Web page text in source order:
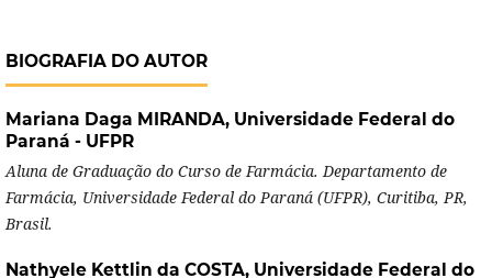
BIOGRAFIA DO AUTOR
Mariana Daga MIRANDA, Universidade Federal do
Paraná - UFPR
Aluna de Graduação do Curso de Farmácia. Departamento de
Farmácia, Universidade Federal do Paraná (UFPR), Curitiba, PR,
Brasil.
Nathyele Kettlin da COSTA, Universidade Federal do